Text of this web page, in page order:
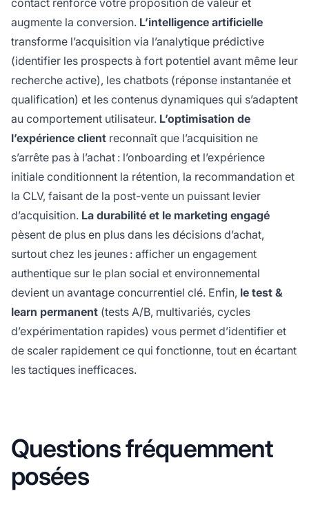
contact renforce votre proposition de valeur et
augmente la conversion. L’intelligence artificielle
transforme l’acquisition via l’analytique prédictive
(identifier les prospects à fort potentiel avant même leur
recherche active), les chatbots (réponse instantanée et
qualification) et les contenus dynamiques qui s’adaptent
au comportement utilisateur. L’optimisation de
l’expérience client reconnaît que l’acquisition ne
s’arrête pas à l’achat : l’onboarding et l’expérience
initiale conditionnent la rétention, la recommandation et
la CLV, faisant de la post-vente un puissant levier
d’acquisition. La durabilité et le marketing engagé
pèsent de plus en plus dans les décisions d’achat,
surtout chez les jeunes : afficher un engagement
authentique sur le plan social et environnemental
devient un avantage concurrentiel clé. Enfin, le test &
learn permanent (tests A/B, multivariés, cycles
d’expérimentation rapides) vous permet d’identifier et
de scaler rapidement ce qui fonctionne, tout en écartant
les tactiques inefficaces.
Questions fréquemment
posées